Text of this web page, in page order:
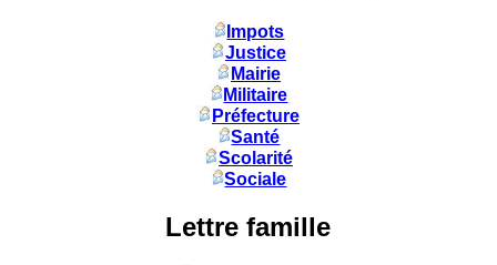
Impots
Justice
Mairie
Militaire
Préfecture
Santé
Scolarité
Sociale
Lettre famille